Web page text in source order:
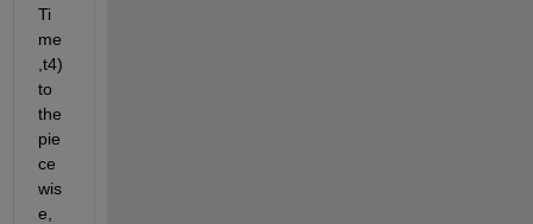
Ti
me
,t4)
to
the
pie
ce
wis
e,